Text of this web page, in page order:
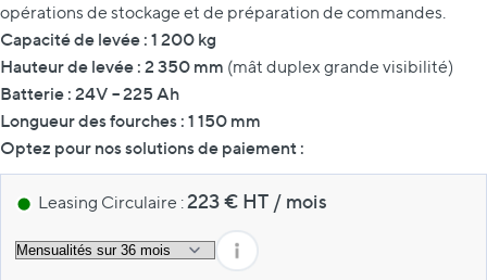
opérations de stockage et de préparation de commandes.
Capacité de levée : 1 200 kg
Hauteur de levée : 2 350 mm (mât duplex grande visibilité)
Batterie : 24V – 225 Ah
Longueur des fourches : 1 150 mm
Optez pour nos solutions de paiement :
Leasing Circulaire : 223€ HT / mois